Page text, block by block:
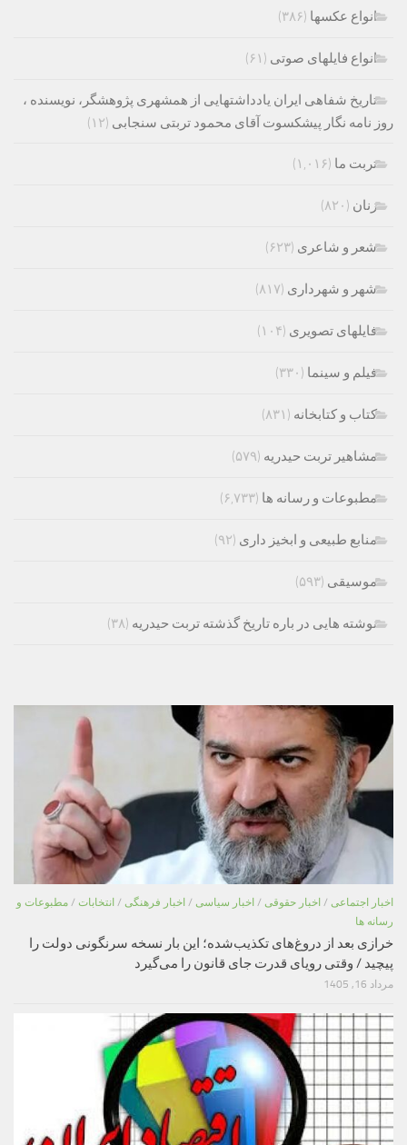
انواع عکسها (۳۸۶)
انواع فایلهای صوتی (۶۱)
تاریخ شفاهی ایران یادداشتهایی از همشهری پژوهشگر، نویسنده ،
روز نامه نگار پیشکسوت آقای محمود تربتی سنجابی (۱۲)
تربت ما (۱,۰۱۶)
زنان (۸۲۰)
شعر و شاعری (۶۲۳)
شهر و شهرداری (۸۱۷)
فایلهای تصویری (۱۰۴)
فیلم و سینما (۳۳۰)
کتاب و کتابخانه (۸۳۱)
مشاهیر تربت حیدریه (۵۷۹)
مطبوعات و رسانه ها (۶,۷۳۳)
منابع طبیعی و ابخیز داری (۹۲)
موسیقی (۵۹۳)
نوشته هایی در باره تاریخ گذشته تربت حیدریه (۳۸)
اخبار اجتماعی / اخبار حقوقی / اخبار سیاسی / اخبار فرهنگی / انتخابات / مطبوعات و
رسانه ها
خرازی بعد از دروغ‌های تکذیب‌شده؛ این بار نسخه سرنگونی دولت را
پیچید / وقتی رویای قدرت جای قانون را می‌گیرد
مرداد 16, 1405